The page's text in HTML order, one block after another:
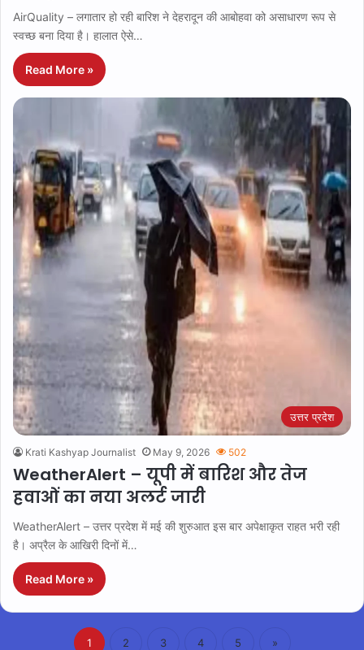
AirQuality – लगातार हो रही बारिश ने देहरादून की आबोहवा को असाधारण रूप से
स्वच्छ बना दिया है। हालात ऐसे…
Read More »
उत्तर प्रदेश
Krati Kashyap Journalist May 9, 2026 502
WeatherAlert – यूपी में बारिश और तेज
हवाओं का नया अलर्ट जारी
WeatherAlert – उत्तर प्रदेश में मई की शुरुआत इस बार अपेक्षाकृत राहत भरी रही
है। अप्रैल के आखिरी दिनों में…
Read More »
1 2 3 4 5 »